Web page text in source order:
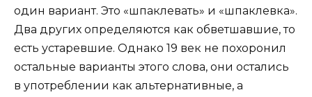
один вариант. Это «шпаклевать» и «шпаклевка».
Два других определяются как обветшавшие, то
есть устаревшие. Однако 19 век не похоронил
остальные варианты этого слова, они остались
в употреблении как альтернативные, а